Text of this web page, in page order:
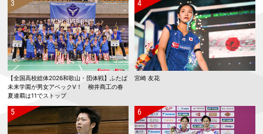
覇！
【全国高校総体2026和歌山・団体戦】ふたば
未来学園が男女アベックV！ 柳井商工の春
夏連覇は11でストップ
宮崎 友花